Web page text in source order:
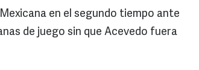
en el segundo tiempo ante
de juego sin que Acevedo fuera